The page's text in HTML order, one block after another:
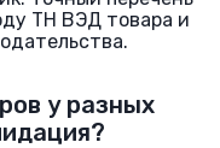
ТН ВЭД товара и
у разных